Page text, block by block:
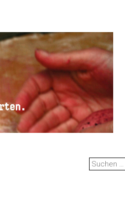
Suchen
nach: